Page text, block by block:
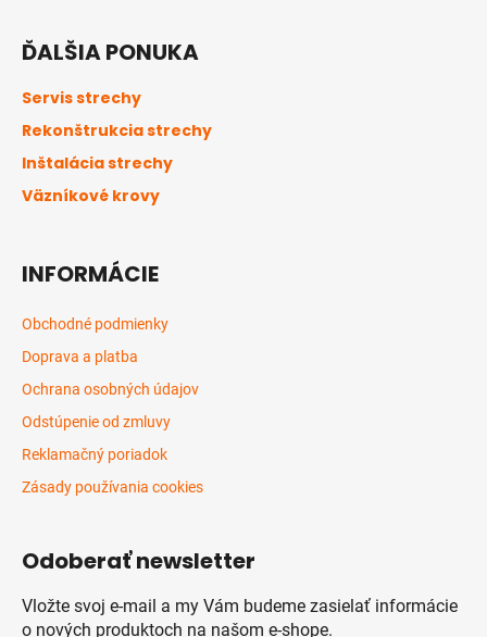
ĎALŠIA PONUKA
Servis strechy
Rekonštrukcia strechy
Inštalácia strechy
Väzníkové krovy
INFORMÁCIE
Obchodné podmienky
Doprava a platba
Ochrana osobných údajov
Odstúpenie od zmluvy
Reklamačný poriadok
Zásady používania cookies
Odoberať newsletter
Vložte svoj e-mail a my Vám budeme zasielať informácie
o nových produktoch na našom e-shope.